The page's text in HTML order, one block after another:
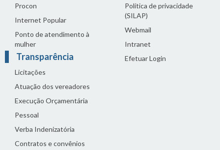
Procon
Internet Popular
Ponto de atendimento à
mulher
Transparência
Licitações
Atuação dos vereadores
Execução Orçamentária
Pessoal
Verba Indenizatória
Contratos e convênios
Política de privacidade
(SILAP)
Webmail
Intranet
Efetuar Login